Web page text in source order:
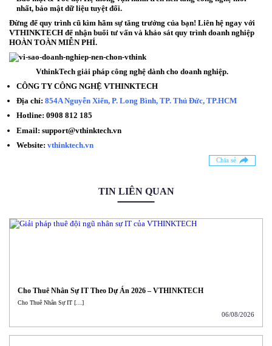
nhất, bảo mật dữ liệu tuyệt đối.
Đừng để quy trình cũ kìm hãm sự tăng trưởng của bạn! Liên hệ ngay với
VTHINKTECH để nhận buổi tư vấn và khảo sát quy trình doanh nghiệp
HOÀN TOÀN MIỄN PHÍ.
VthinkTech giải pháp công nghệ dành cho doanh nghiệp.
CÔNG TY CÔNG NGHỆ VTHINKTECH
Địa chỉ: 854A Nguyễn Xiển, P. Long Bình, TP. Thủ Đức, TP.HCM
Hotline: 0908 812 185
Email: support@vthinktech.vn
Website: vthinktech.vn
Chia sẻ
TIN LIÊN QUAN
Cho Thuê Nhân Sự IT Theo Dự Án 2026 – VTHINKTECH
Cho Thuê Nhân Sự IT […]
06/08/2026